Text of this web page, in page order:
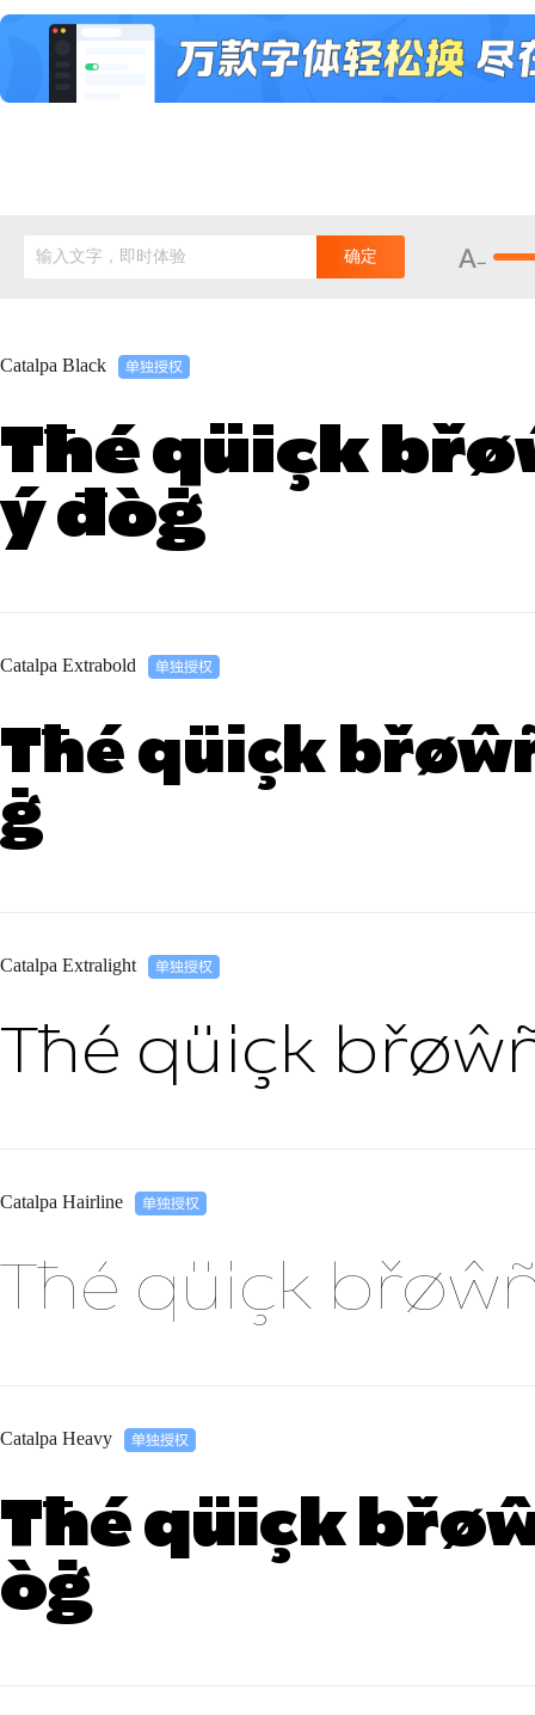
输入文字，即时体验 确定
Catalpa Black
Tħé qüiçk
ý đòġ
Catalpa Extrabold
Tħé qüiçk
ġ
Catalpa Extralight
Tħé qüiçk
Catalpa Hairline
Tħé qüiçk
Catalpa Heavy
Tħé qüiçk
òġ